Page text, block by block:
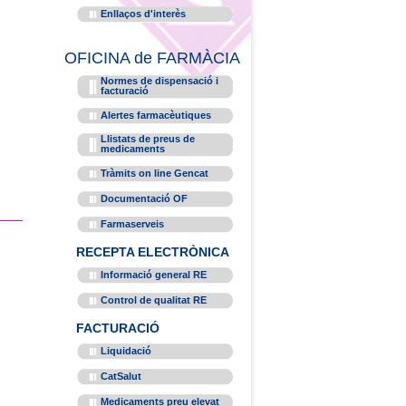
Enllaços d'interès
OFICINA de FARMÀCIA
Normes de dispensació i
facturació
Alertes farmacèutiques
Llistats de preus de
medicaments
Tràmits on line Gencat
Documentació OF
Farmaserveis
RECEPTA ELECTRÒNICA
Informació general RE
Control de qualitat RE
FACTURACIÓ
Liquidació
CatSalut
Medicaments preu elevat